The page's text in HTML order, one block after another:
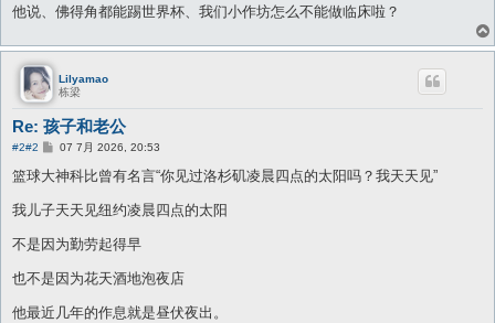
他说、佛得角都能踢世界杯、我们小作坊怎么不能做临床啦？
Lilyamao
栋梁
Re: 孩子和老公
#2#2
帖
07 7月 2026, 20:53
篮球大神科比曾有名言“你见过洛杉矶凌晨四点的太阳吗？我天天见”
我儿子天天见纽约凌晨四点的太阳
不是因为勤劳起得早
也不是因为花天酒地泡夜店
他最近几年的作息就是昼伏夜出。